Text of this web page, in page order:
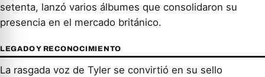
setenta, lanzó varios álbumes que consolidaron su
presencia en el mercado británico.
LEGADO Y RECONOCIMIENTO
La rasgada voz de Tyler se convirtió en su sello